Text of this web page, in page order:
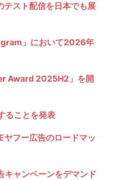
スト配信を日本でも展
」において2026年
Award 2025H2」を開
ることを発表
フー広告のロードマッ
ャンペーンをデマンド